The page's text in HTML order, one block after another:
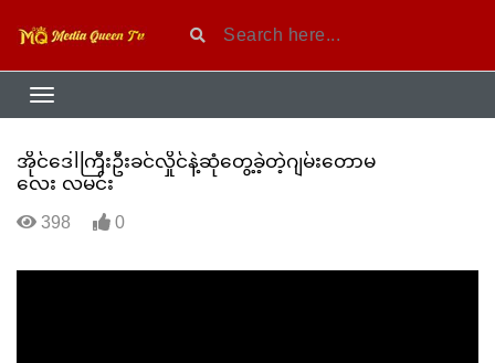
အိုင်ဒေါကြီးဦးခင်လှိုင်နဲ့ဆုံတွေ့ခဲ့တဲ့ဂျမ်းတောမ
လေး လမင်း
398 0